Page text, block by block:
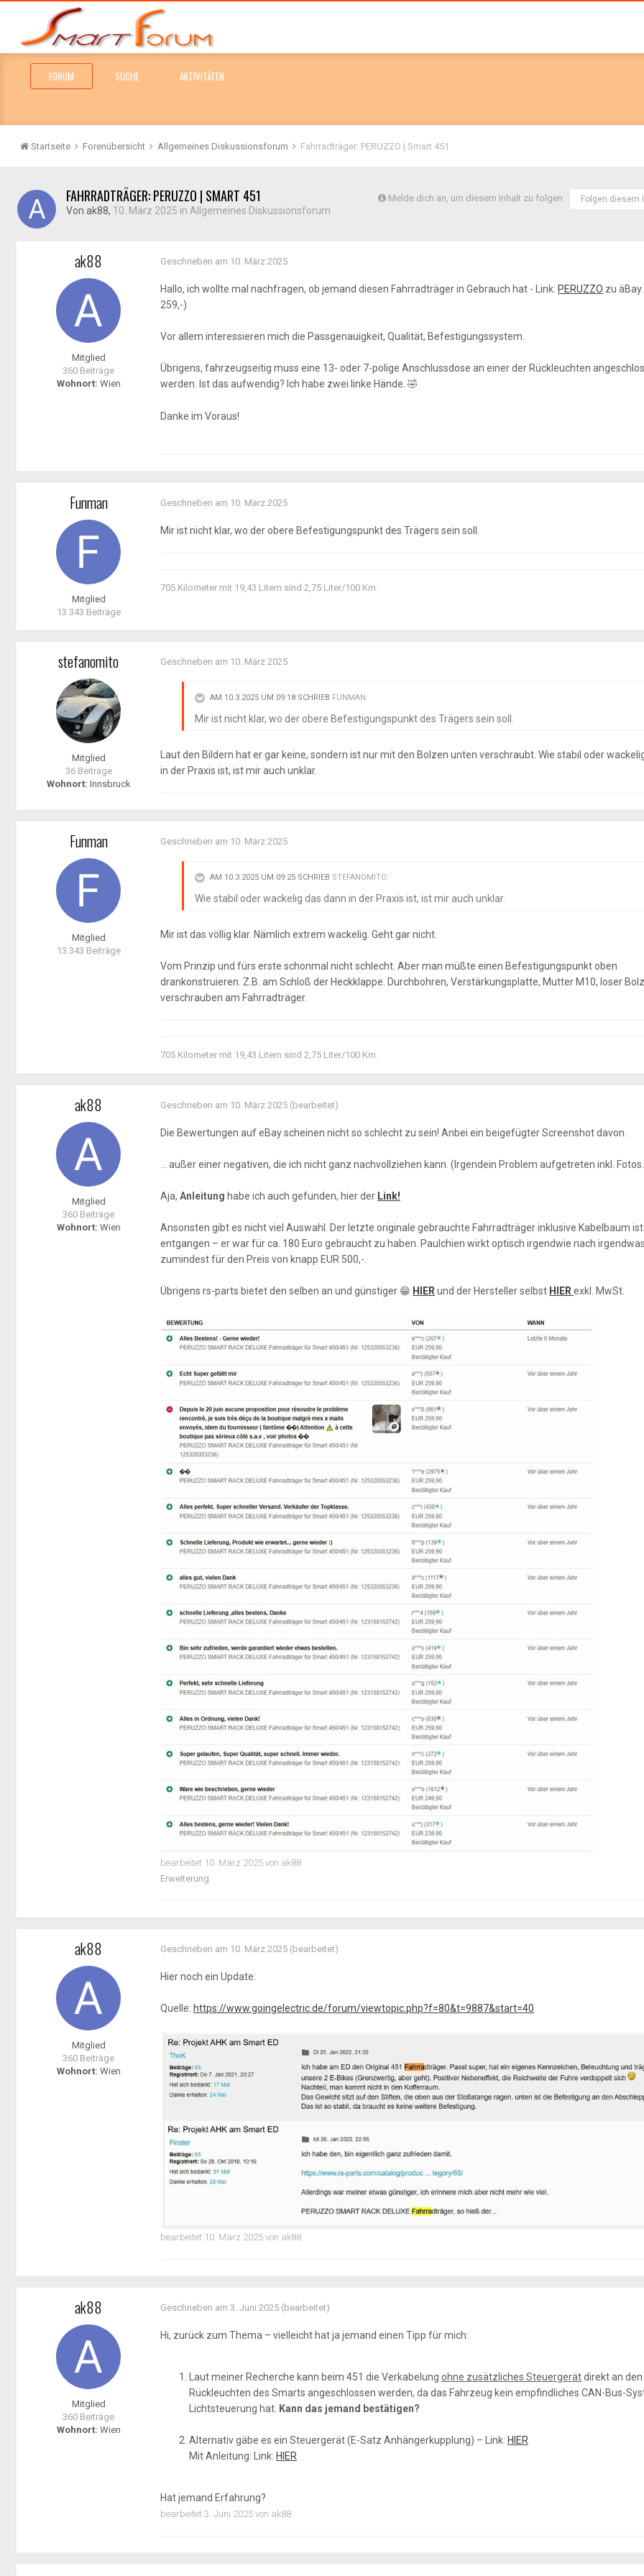
FORUM SUCHE AKTIVITÄTEN
Startseite Forenübersicht Allgemeines Diskussionsforum Fahrradträger: PERUZZO | Smart 451
Melde dich an, um diesem Inhalt zu folgen Folgen diesem
FAHRRADTRÄGER: PERUZZO | SMART 451
Von ak88, 10. März 2025 in Allgemeines Diskussionsforum
ak88
Mitglied
360 Beiträge
Wohnort: Wien
Geschrieben am 10. März 2025
Hallo, ich wollte mal nachfragen, ob jemand diesen Fahrradträger in Gebrauch hat - Link: PERUZZO zu
259,-)
Vor allem interessieren mich die Passgenauigkeit, Qualität, Befestigungssystem.
Übrigens, fahrzeugseitig muss eine 13- oder 7-polige Anschlussdose an einer der Rückleuchten
werden. Ist das aufwendig? Ich habe zwei linke Hände. 🤣
Danke im Voraus!
Funman
Mitglied
13.343 Beiträge
Geschrieben am 10. März 2025
Mir ist nicht klar, wo der obere Befestigungspunkt des Trägers sein soll.
705 Kilometer mit 19,43 Litern sind 2,75 Liter/100 Km.
stefanomito
Mitglied
36 Beiträge
Wohnort: Innsbruck
Geschrieben am 10. März 2025
AM 10.3.2025 UM 09:18 SCHRIEB FUNMAN :
Mir ist nicht klar, wo der obere Befestigungspunkt des Trägers sein soll.
Laut den Bildern hat er gar keine, sondern ist nur mit den Bolzen unten verschraubt. Wie stabil oder
in der Praxis ist, ist mir auch unklar.
Funman
Mitglied
13.343 Beiträge
Geschrieben am 10. März 2025
AM 10.3.2025 UM 09:25 SCHRIEB STEFANOMITO:
Wie stabil oder wackelig das dann in der Praxis ist, ist mir auch unklar.
Mir ist das völlig klar. Nämlich extrem wackelig. Geht gar nicht.
Vom Prinzip und fürs erste schonmal nicht schlecht. Aber man müßte einen Befestigungspunkt oben
drankonstruieren. Z.B. am Schloß der Heckklappe. Durchbohren, Verstärkungsplatte, Mutter M10, loser
verschrauben am Fahrradträger.
705 Kilometer mit 19,43 Litern sind 2,75 Liter/100 Km.
ak88
Mitglied
360 Beiträge
Wohnort: Wien
Geschrieben am 10. März 2025 (bearbeitet)
Die Bewertungen auf eBay scheinen nicht so schlecht zu sein! Anbei ein beigefügter Screenshot davon.
... außer einer negativen, die ich nicht ganz nachvollziehen kann. (Irgendein Problem aufgetreten inkl.
Aja, Anleitung habe ich auch gefunden, hier der Link!
Ansonsten gibt es nicht viel Auswahl. Der letzte originale gebrauchte Fahrradträger inklusive Kabelbaum
entgangen – er war für ca. 180 Euro gebraucht zu haben. Paulchien wirkt optisch irgendwie nach irgendwas
zumindest für den Preis von knapp EUR 500,-.
Übrigens rs-parts bietet den selben an und günstiger 😁 HIER und der Hersteller selbst HIER exkl. MwSt.
bearbeitet 10. März 2025 von ak88
Erweiterung
ak88
Mitglied
360 Beiträge
Wohnort: Wien
Geschrieben am 10. März 2025 (bearbeitet)
Hier noch ein Update:
Quelle: https://www.goingelectric.de/forum/viewtopic.php?f=80&t=9887&start=40
bearbeitet 10. März 2025 von ak88
ak88
Mitglied
360 Beiträge
Wohnort: Wien
Geschrieben am 3. Juni 2025 (bearbeitet)
Hi, zurück zum Thema – vielleicht hat ja jemand einen Tipp für mich:
Laut meiner Recherche kann beim 451 die Verkabelung ohne zusätzliches Steuergerätdirekt an den
Rückleuchten des Smarts angeschlossen werden, da das Fahrzeug kein empfindliches CAN-Bus-
Lichtsteuerung hat. Kann das jemand bestätigen?
Alternativ gäbe es ein Steuergerät (E-Satz Anhängerkupplung) – Link: HIER
Mit Anleitung: Link: HIER
Hat jemand Erfahrung?
bearbeitet 3. Juni 2025 von ak88